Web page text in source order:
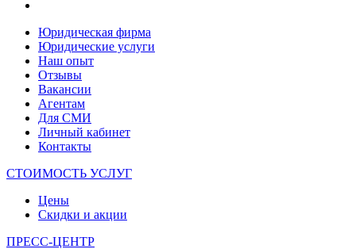
Юридическая фирма
Юридические услуги
Наш опыт
Отзывы
Вакансии
Агентам
Для СМИ
Личный кабинет
Контакты
СТОИМОСТЬ УСЛУГ
Цены
Скидки и акции
ПРЕСС-ЦЕНТР